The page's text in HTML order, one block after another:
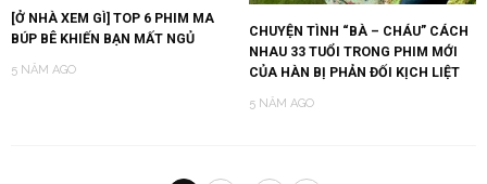
[Ở NHÀ XEM GÌ] TOP 6 PHIM MA
BÚP BÊ KHIẾN BẠN MẤT NGỦ
5 NĂM AGO
CHUYỆN TÌNH “BÀ – CHÁU” CÁCH
NHAU 33 TUỔI TRONG PHIM MỚI
CỦA HÀN BỊ PHẢN ĐỐI KỊCH LIỆT
5 NĂM AGO